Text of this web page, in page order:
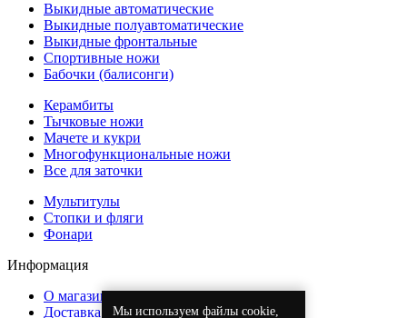
Мы используем файлы cookie,
Выкидные автоматические
Выкидные полуавтоматические
Выкидные фронтальные
Спортивные ножи
Бабочки (балисонги)
Керамбиты
Тычковые ножи
Мачете и кукри
Многофункциональные ножи
Все для заточки
Мультитулы
Стопки и фляги
Фонари
Информация
О магазине
Доставка